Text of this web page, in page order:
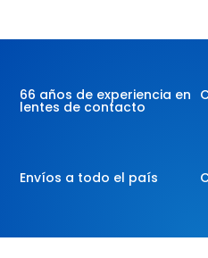
66 años de experiencia en
lentes de contacto
Envíos a todo el país